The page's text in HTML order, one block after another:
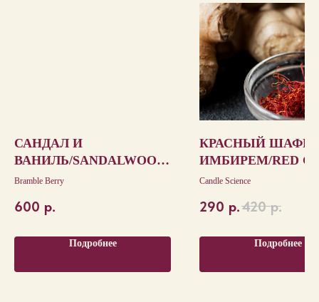
САНДАЛ И
ВАНИЛЬ/SANDALWOOD
VANILLA
Bramble Berry
600 р.
Подробнее
КРАСНЫЙ
ИМБИРЕМ/RED
SAFFRON
Candle Science
290 р.420 р.
Подробнее